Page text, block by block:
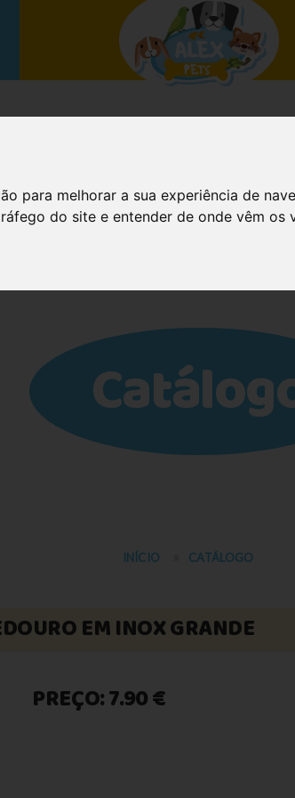
para melhorar a sua experiência de
do site e entender de onde vêm os
INÍCIO CATÁLOGO
EM INOX GRANDE
PREÇO: 7.90 €